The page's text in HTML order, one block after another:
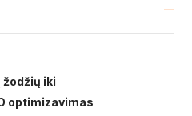
iki
optimizavimas